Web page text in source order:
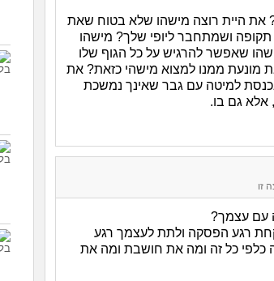
את היית רוצה מישהו שלא בטוח שאת
ושמתחבר ליופי שלך? מישהו
שאפשר להרגיש על כל הגוף שלו
מונעת ממנו למצוא מישהי כזאת? את
למיטה עם גבר שאינך נמשכת
אלא גם בו.
זו
עם עצמך?
רגע הפסקה ולתת לעצמך רגע
כל זה ומה את חושבת ומה את